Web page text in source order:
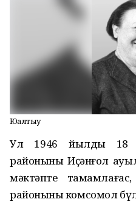
Юғалтыу
Ул 1946 йылдың 18
районының Иҫәнғол
мәктәпте
районының комсомол